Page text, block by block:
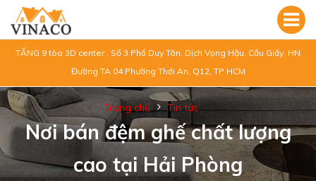
TẦNG 9 tòa 3D center , Số 3 Phố Duy Tân, Dịch Vọng Hậu, Cầu Giấy, HN
Đường TA 04 Phường Thới An, Q12, TP HCM
Trang chủ Tin tức
Nơi bán đệm ghế chất lượng
cao tại Hải Phòng